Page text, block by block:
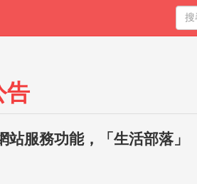
告
服務功能，「生活部落」